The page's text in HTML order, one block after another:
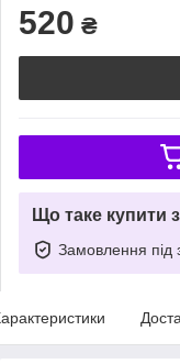
520 ₴
Що таке купити
Замовлення під